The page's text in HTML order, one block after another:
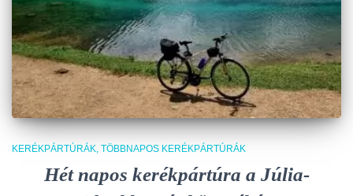
KERÉKPÁRTÚRÁK TÖBBNAPOS KERÉKPÁRTÚRÁK
Hét napos kerékpártúra a Júlia-